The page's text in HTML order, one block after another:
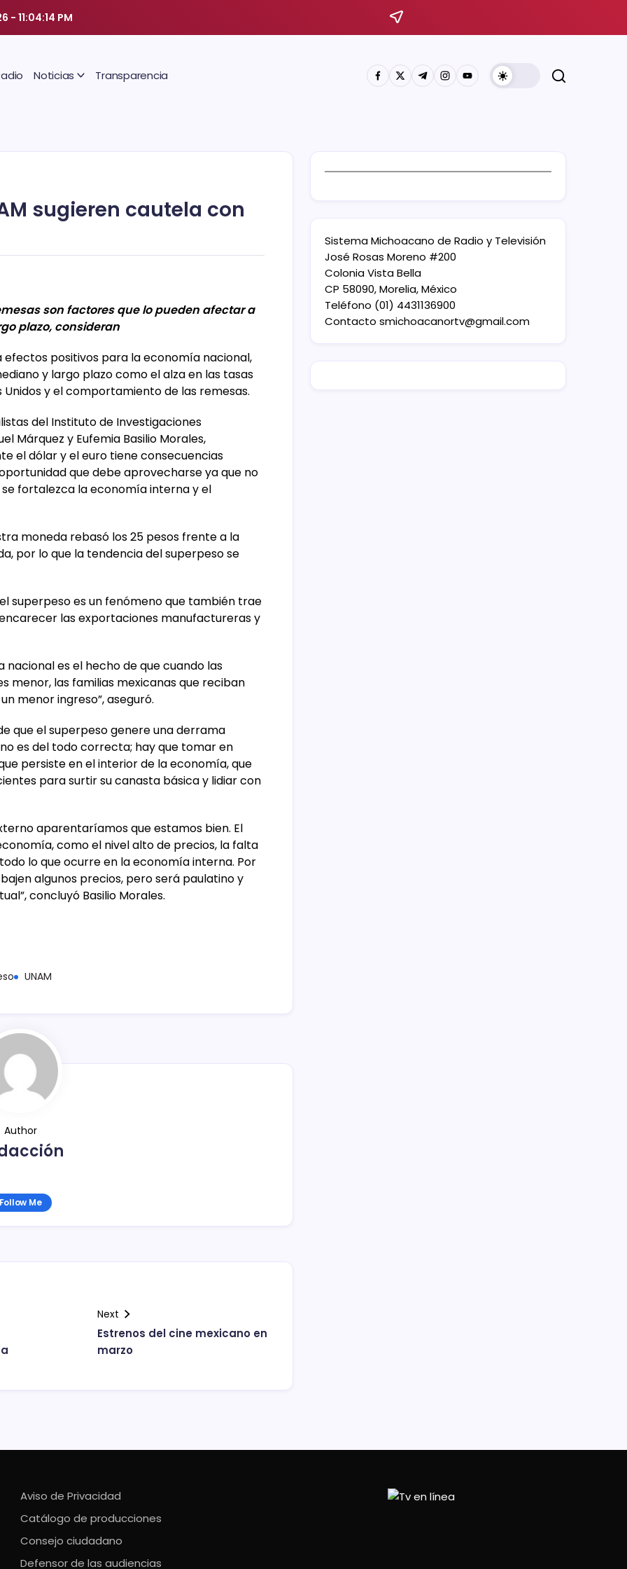
- 11:04:14 PM
Noticias Transparencia
sugieren cautela con
son factores que lo pueden afectar a
plazo, consideran
positivos para la economía nacional,
y largo plazo como el alza en las tasas
y el comportamiento de las remesas.
del Instituto de Investigaciones
Márquez y Eufemia Basilio Morales,
el dólar y el euro tiene consecuencias
que debe aprovecharse ya que no
fortalezca la economía interna y el
moneda rebasó los 25 pesos frente a la
por lo que la tendencia del superpeso se
superpeso es un fenómeno que también trae
las exportaciones manufactureras y
es el hecho de que cuando las
menor, las familias mexicanas que reciban
menor ingreso”, aseguró.
que el superpeso genere una derrama
es del todo correcta; hay que tomar en
persiste en el interior de la economía, que
para surtir su canasta básica y lidiar con
aparentaríamos que estamos bien. El
como el nivel alto de precios, la falta
lo que ocurre en la economía interna. Por
algunos precios, pero será paulatino y
concluyó Basilio Morales.
UNAM
Author
Follow Me
Next
Estrenos del cine mexicano en
marzo
Sistema Michoacano de Radio y Televisión
José Rosas Moreno #200
Colonia Vista Bella
CP 58090, Morelia, México
Teléfono (01) 4431136900
Contacto smichoacanortv@gmail.com
Aviso de Privacidad
Catálogo de producciones
Consejo ciudadano
Defensor de las audiencias